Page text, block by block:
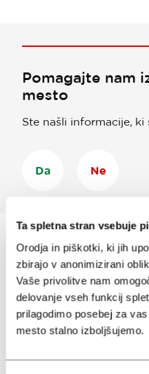
Ta spletna stran vsebuje
Orodja in piškotki, ki jih
zbirajo v anonimizirani
Vaše privolitve nam
delovanje vseh funkcij
prilagodimo posebej za
mesto stalno izboljšujemo.
Pomagajte nam
mesto
Ste našli informacije, ki
Da Ne
Prijavi se
Ali